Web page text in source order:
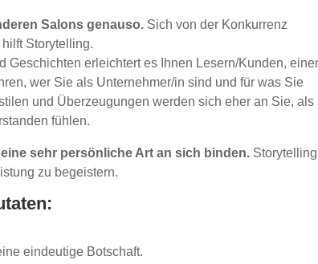
Salons genauso. Sich von der Konkurrenz
Storytelling.
Geschichten erleichtert es Ihnen Lesern/Kunden,
wer Sie als Unternehmer/in sind und für was Sie
und Überzeugungen werden sich eher an Sie, als
fühlen.
sehr persönliche Art an sich binden. Storytelling
zu begeistern.
eindeutige Botschaft.